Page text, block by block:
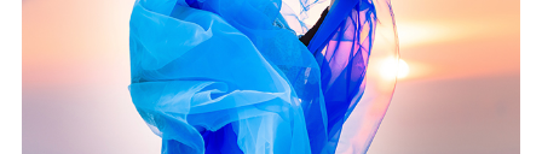
muevoクラウドファンディング